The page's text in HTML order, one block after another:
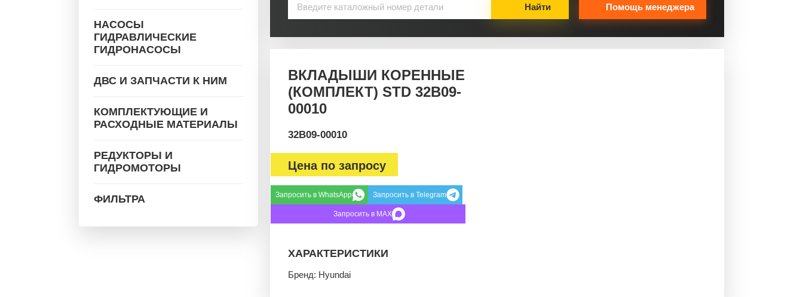
НАСОСЫ
ГИДРАВЛИЧЕСКИЕ
ГИДРОНАСОСЫ
ДВС И ЗАПЧАСТИ К НИМ
КОМПЛЕКТУЮЩИЕ И
РАСХОДНЫЕ МАТЕРИАЛЫ
РЕДУКТОРЫ И
ГИДРОМОТОРЫ
ФИЛЬТРА
Найти Помощь менеджера
ВКЛАДЫШИ КОРЕННЫЕ
(КОМПЛЕКТ) STD 32B09-
00010
32B09-00010
Цена по запросу
Запросить в WhatsApp Запросить в Telegram
Запросить в MAX
ХАРАКТЕРИСТИКИ
Бренд: Hyundai